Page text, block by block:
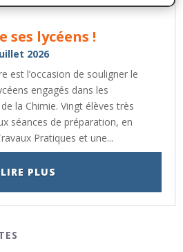
ses lycéens !
2026
est l’occasion de souligner le
engagés dans les
la Chimie. Vingt élèves très
séances de préparation, en
Pratiques et une...
LIRE PLUS